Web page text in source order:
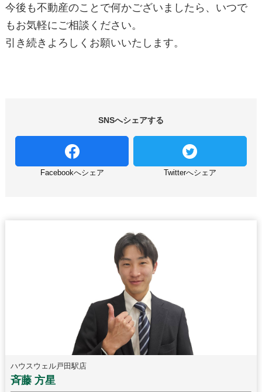
今後も不動産のことで何かございましたら、いつで
もお気軽にご相談ください。
引き続きよろしくお願いいたします。
SNSへシェアする
Facebookへシェア Twitterへシェア
ハウスウェル戸田駅店
斉藤 方星